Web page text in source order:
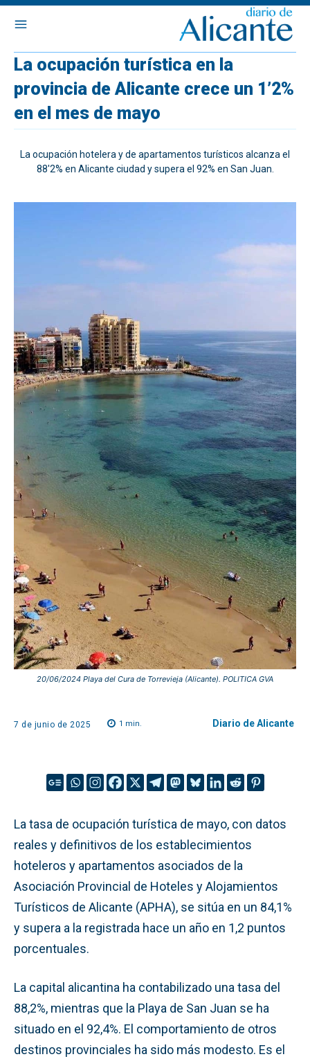
La ocupación turística en la
provincia de Alicante crece un 1’2%
en el mes de mayo
La ocupación hotelera y de apartamentos turísticos alcanza el
88'2% en Alicante ciudad y supera el 92% en San Juan.
20/06/2024 Playa del Cura de Torrevieja (Alicante). POLITICA GVA
7 de junio de 2025 1 min. Diario de Alicante
La tasa de ocupación turística de mayo, con datos
reales y definitivos de los establecimientos
hoteleros y apartamentos asociados de la
Asociación Provincial de Hoteles y Alojamientos
Turísticos de Alicante (APHA), se sitúa en un 84,1%
y supera a la registrada hace un año en 1,2 puntos
porcentuales.
La capital alicantina ha contabilizado una tasa del
88,2%, mientras que la Playa de San Juan se ha
situado en el 92,4%. El comportamiento de otros
destinos provinciales ha sido más modesto. Es el